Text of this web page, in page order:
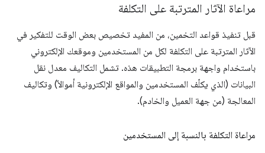
مراعاة الآثار المترتبة على التكلفة
قبل تنفيذ قواعد التخمين، من المفيد تخصيص بعض الوقت للتفكير في
الآثار المترتبة على التكلفة لكل من المستخدمين وموقعك الإلكتروني
باستخدام واجهة برمجة التطبيقات هذه. تشمل التكاليف معدل نقل
البيانات (الذي يكلّف المستخدمين والمواقع الإلكترونية أموالاً) وتكاليف
المعالجة (من جهة العميل والخادم).
مراعاة التكلفة بالنسبة إلى المستخدمين